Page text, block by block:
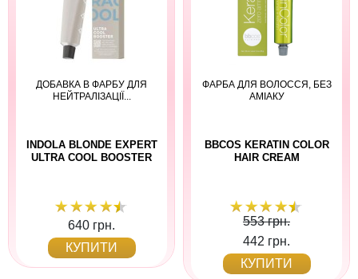
ДОБАВКА В ФАРБУ ДЛЯ
НЕЙТРАЛІЗАЦІЇ...
INDOLA BLONDE EXPERT
ULTRA COOL BOOSTER
640 грн.
КУПИТИ
ФАРБА ДЛЯ ВОЛОССЯ, БЕЗ
АМІАКУ
BBCOS KERATIN COLOR
HAIR CREAM
553 грн.
442 грн.
КУПИТИ